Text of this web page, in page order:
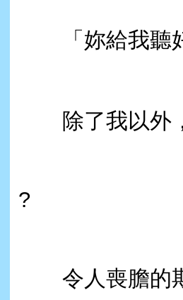
「妳給我聽好
除了我以外，
?
令人喪膽的